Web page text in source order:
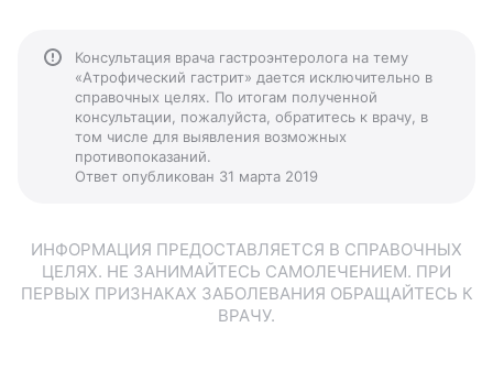
Консультация врача гастроэнтеролога на тему
«Атрофический гастрит» дается исключительно в
справочных целях. По итогам полученной
консультации, пожалуйста, обратитесь к врачу, в
том числе для выявления возможных
противопоказаний.
Ответ опубликован 31 марта 2019
ИНФОРМАЦИЯ ПРЕДОСТАВЛЯЕТСЯ В СПРАВОЧНЫХ
ЦЕЛЯХ. НЕ ЗАНИМАЙТЕСЬ САМОЛЕЧЕНИЕМ. ПРИ
ПЕРВЫХ ПРИЗНАКАХ ЗАБОЛЕВАНИЯ ОБРАЩАЙТЕСЬ К
ВРАЧУ.